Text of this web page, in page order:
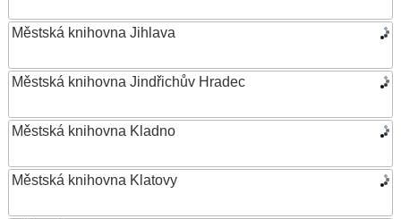
Městská knihovna Jihlava
Městská knihovna Jindřichův Hradec
Městská knihovna Kladno
Městská knihovna Klatovy